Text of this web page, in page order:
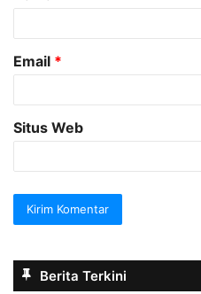
Email *
Situs Web
Berita Terkini